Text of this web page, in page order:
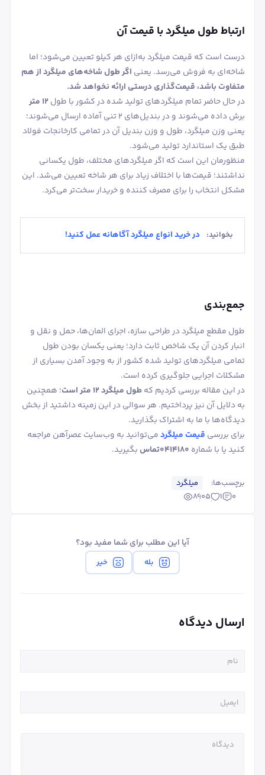
ارتباط طول میلگرد با قیمت آن
درست است که قیمت میلگرد به‌ازای هر کیلو تعیین می‌شود؛ اما
شاخه‌ای به فروش می‌رسد. یعنی اگر طول شاخه‌های میلگرد از هم
متفاوت باشد، قیمت‌گذاری درستی ارائه نخواهد شد.
در حال حاضر تمام میلگردهای تولید شده در کشور با طول۱۲ متر
برش داده می‌شوند و در بندیل‌های ۲ تنی آماده ارسال می‌شوند؛
یعنی وزن میلگرد، طول و وزن بندیل آن در تمامی کارخانجات فولاد
طبق یک استاندارد تولید می‌شود.
منظورمان این است که اگر میلگردهای مختلف، طول یکسانی
نداشتند؛ قیمت‌ها با اختلاف زیاد برای هر شاخه تعیین می‌شد. این
مشکل انتخاب را برای مصرف‌ کننده و خریدار سخت‌تر می‌کرد.
بخوانید: در خرید انواع میلگرد آگاهانه عمل کنید!
جمع‌بندی
طول مقطع میلگرد در طراحی سازه، اجرای المان‌ها، حمل‌ و نقل و
انبار کردن آن یک شاخص ثابت دارد؛ یعنی یکسان بودن طول
تمامی میلگردهای تولید شده کشور از به‌ وجود آمدن بسیاری از
مشکلات اجرایی جلوگیری کرده است.
در این مقاله بررسی کردیم کهطول میلگرد ۱۲ متر است
؛ همچنین
به دلایل آن نیز پرداختیم. هر سوالی در این زمینه داشتید از بخش
دیدگاه‌ها با ما به اشتراک بگذارید.
برای بررسی قیمت میلگردمی‌توانید به وب‌سایت عصرآهن مراجعه
کنید یا با شماره ۰۴۱۴۱۸۰تماس بگیرید.
برچسب‌ها:
میلگرد
0
1
8905
آیا این مطلب برای شما مفید بود؟
بله خیر
ارسال دیدگاه